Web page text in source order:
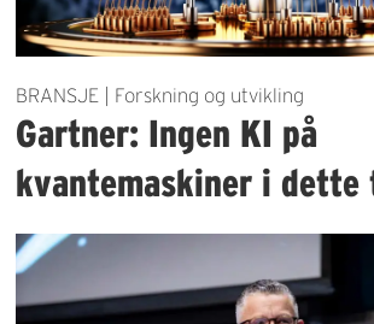
BRANSJE | Forskning og utvikling
Gartner: Ingen KI på
kvantemaskiner i dette